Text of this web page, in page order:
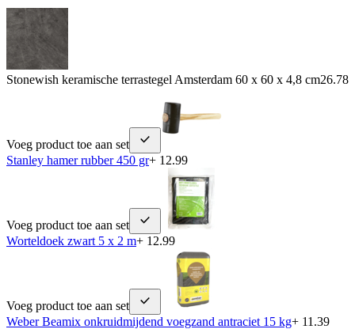
Stonewish keramische terrastegel Amsterdam 60 x 60 x 4,8 cm26.78
Voeg product toe aan set
Stanley hamer rubber 450 gr+ 12.99
Voeg product toe aan set
Worteldoek zwart 5 x 2 m+ 12.99
Voeg product toe aan set
Weber Beamix onkruidmijdend voegzand antraciet 15 kg+ 11.39